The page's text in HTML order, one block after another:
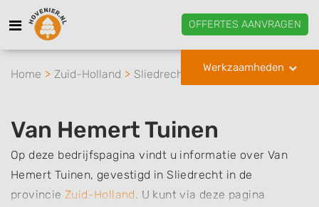
OFFERTES AANVRAGEN
Werkzaamheden
Home Zuid-Holland Sliedrecht Van Hemert Tuinen
Van Hemert Tuinen
Op deze bedrijfspagina vindt u informatie over Van
Hemert Tuinen, gevestigd in Sliedrecht in de
provincie Zuid-Holland. U kunt via deze pagina